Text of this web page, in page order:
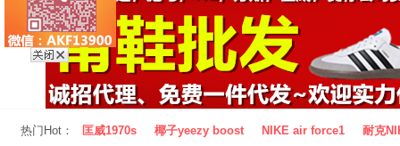
热门Hot： 匡威1970s 椰子yeezy boost NIKE air force1 耐克